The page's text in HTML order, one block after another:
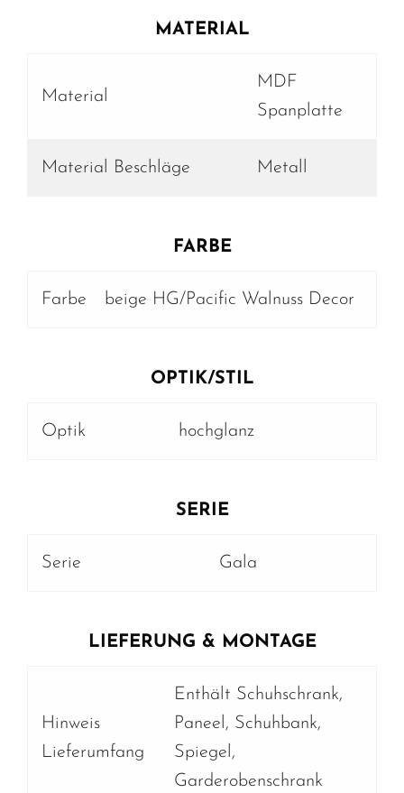
MATERIAL
Material
MDF
Spanplatte
Material Beschläge Metall
FARBE
Farbe beige HG/Pacific Walnuss Decor
OPTIK/STIL
Optik hochglanz
SERIE
Serie Gala
LIEFERUNG & MONTAGE
Hinweis
Lieferumfang
Enthält Schuhschrank,
Paneel, Schuhbank,
Spiegel,
Garderobenschrank